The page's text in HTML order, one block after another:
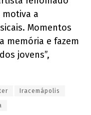
motiva a
Momentos
memória e fazem
jovens”,
Iracemápolis